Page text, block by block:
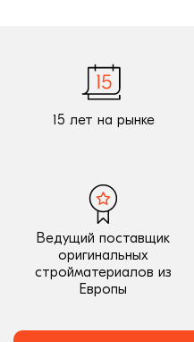
15 лет на рынке
Ведущий поставщик
оригинальных
стройматериалов из
Европы